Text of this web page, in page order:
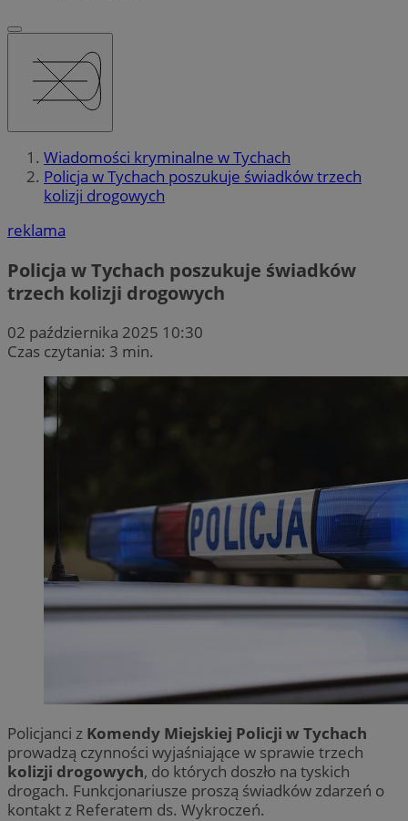
Wiadomości kryminalne w Tychach
Policja w Tychach poszukuje świadków trzech
kolizji drogowych
reklama
Policja w Tychach poszukuje świadków
trzech kolizji drogowych
02 października 2025 10:30
Czas czytania: 3 min.
Policjanci z Komendy Miejskiej Policji w Tychach
prowadzą czynności wyjaśniające w sprawie trzech
kolizji drogowych, do których doszło na tyskich
drogach. Funkcjonariusze proszą świadków zdarzeń o
kontakt z Referatem ds. Wykroczeń.